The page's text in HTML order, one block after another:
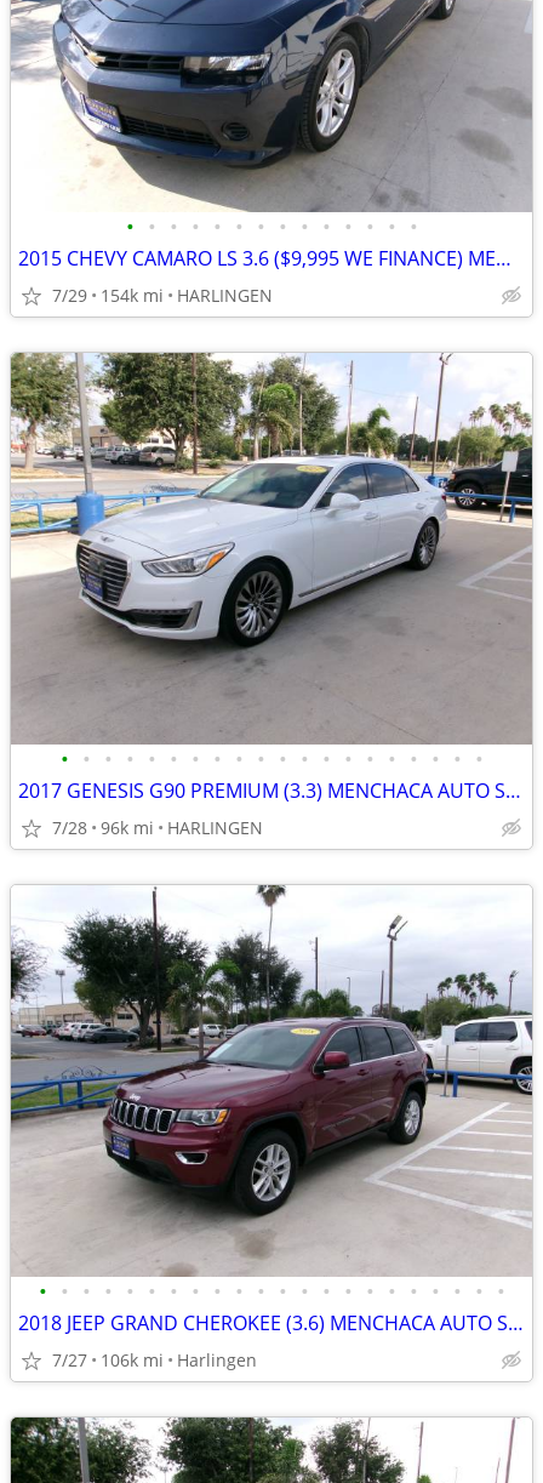
• • • • • • • • • • • • • •
2015 CHEVY CAMARO LS 3.6 ($9,995 WE FINANCE) MENCHACA AUTO SALES
7/29 154k mi HARLINGEN
• • • • • • • • • • • • • • • • • • • •
2017 GENESIS G90 PREMIUM (3.3) MENCHACA AUTO SALES
7/28 96k mi HARLINGEN
• • • • • • • • • • • • • • • • • • • • • •
2018 JEEP GRAND CHEROKEE (3.6) MENCHACA AUTO SALES
7/27 106k mi Harlingen